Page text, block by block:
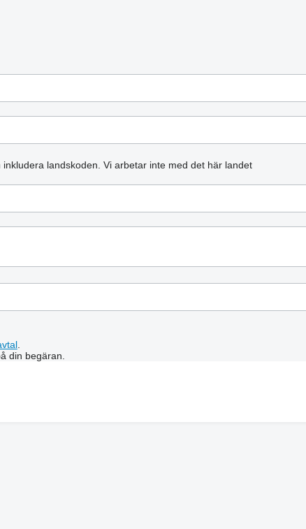
landskoden. Vi arbetar inte med det här landet
.
din begäran.